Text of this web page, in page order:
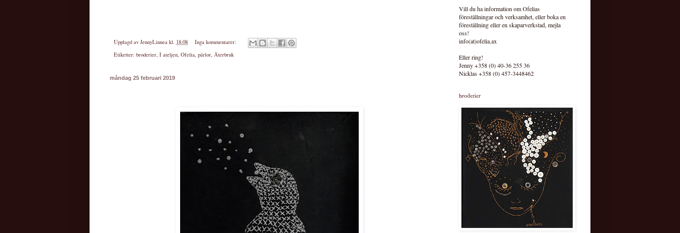
Upplagd av JennyLinnea kl. 18:08
Inga kommentarer:
Etiketter: broderier, I ateljen, Ofelia, pärlor, Återbruk
måndag 25 februari 2019
Vill du ha information om Ofelias
föreställningar och verksamhet, eller boka en
föreställning eller en skaparverkstad, mejla
oss!
info(at)ofelia.ax
Eller ring!
Jenny +358 (0) 40-36 255 36
Nicklas +358 (0) 457-3448462
broderier